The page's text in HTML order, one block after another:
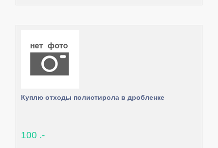
Куплю отходы полистирола в дробленке
100 .-